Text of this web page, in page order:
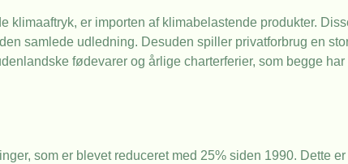
er importen af klimabelastende produkter.
samlede udledning. Desuden spiller privatforbrug en
fødevarer og årlige charterferier, som begge
som er blevet reduceret med 25% siden 1990. Dette